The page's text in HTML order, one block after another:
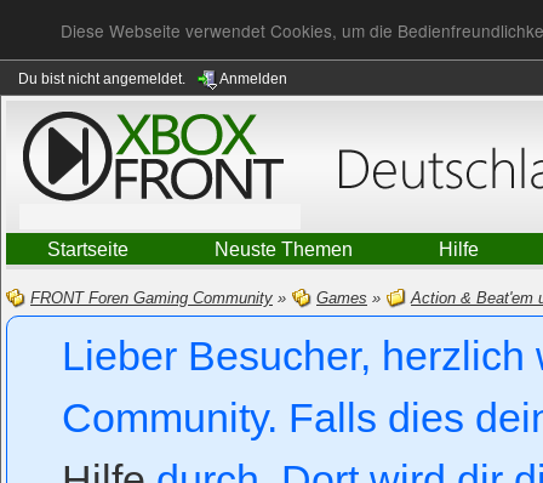
Diese Webseite verwendet Cookies, um die
Du bist nicht angemeldet. Anmelden
Startseite Neuste Themen Hilfe
FRONT Foren Gaming Community » Games » Action & Beat'em
Lieber Besucher,
Community. Falls dies